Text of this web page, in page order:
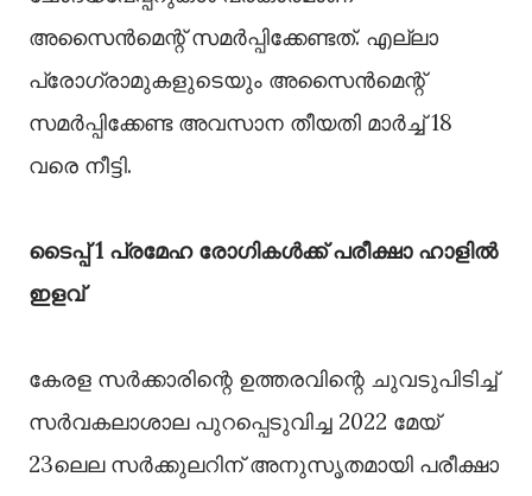
അസൈന്‍മെന്റ് സമര്‍പ്പിക്കേണ്ടത്. എല്ലാ
പ്രോഗ്രാമുകളുടെയും അസൈന്‍മെന്റ്
സമര്‍പ്പിക്കേണ്ട അവസാന തീയതി മാര്‍ച്ച് 18
വരെ നീട്ടി.
ടൈപ്പ് 1 പ്രമേഹ രോഗികള്‍ക്ക് പരീക്ഷാ ഹാളില്‍
ഇളവ്
കേരള സര്‍ക്കാരിന്റെ ഉത്തരവിന്റെ ചുവടുപിടിച്ച്
സര്‍വകലാശാല പുറപ്പെടുവിച്ച 2022 മേയ്
23ലെല സര്‍ക്കുലറിന് അനുസൃതമായി പരീക്ഷാ